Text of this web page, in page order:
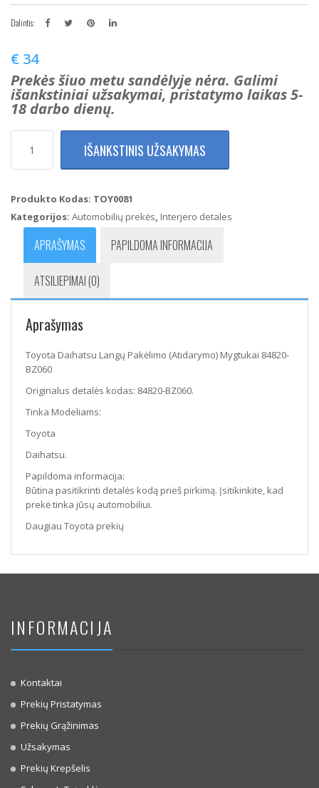
Dalintis:
€ 34
Prekės šiuo metu sandėlyje nėra. Galimi
išankstiniai užsakymai, pristatymo laikas 5-
18 darbo dienų.
kiekis:
Langų
(Atidarymo)
84820-
BZ060
IŠANKSTINIS UŽSAKYMAS
Produkto Kodas: TOY0081
Kategorijos: Automobilių prekės, Interjero detales
APRAŠYMAS PAPILDOMA INFORMACIJA
ATSILIEPIMAI (0)
Aprašymas
Toyota Daihatsu Langų Pakėlimo (Atidarymo) Mygtukai 84820-
BZ060
Originalus detalės kodas: 84820-BZ060.
Tinka Modeliams:
Toyota
Daihatsu.
Papildoma informacija:
Būtina pasitikrinti detalės kodą prieš pirkimą. Įsitikinkite, kad
prekė tinka jūsų automobiliui.
Daugiau Toyota prekių
INFORMACIJA
Kontaktai
Prekių Pristatymas
Prekių Grąžinimas
Užsakymas
Prekių Krepšelis